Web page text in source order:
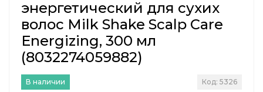
энергетический для сухих
волос Milk Shake Scalp Care
Energizing, 300 мл
(8032274059882)
В наличии Код: 5326